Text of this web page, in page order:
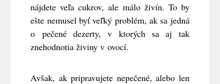
nájdete veľa cukrov, ale málo živín. To by
ešte nemusel byť veľký problém, ak sa jedná
o pečené dezerty, v ktorých sa aj tak
znehodnotia živiny v ovocí.
Avšak, ak pripravujete nepečené, alebo len